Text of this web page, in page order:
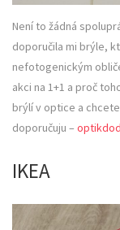
Není to žádná
doporučila mi brýle,
nefotogenickým
akci na 1+1 a proč
brýlí v optice a
doporučuju –
IKEA